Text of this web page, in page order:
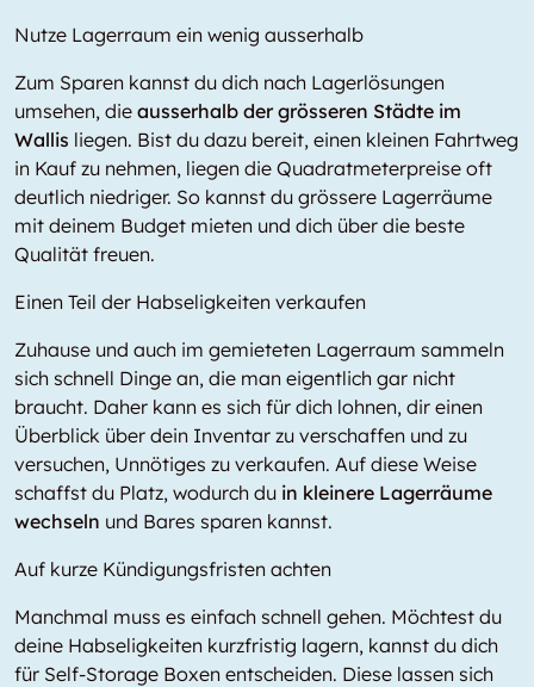
Nutze Lagerraum ein wenig ausserhalb
Zum Sparen kannst du dich nach Lagerlösungen
umsehen, die ausserhalb der grösseren Städte im
Wallis liegen. Bist du dazu bereit, einen kleinen Fahrtweg
in Kauf zu nehmen, liegen die Quadratmeterpreise oft
deutlich niedriger. So kannst du grössere Lagerräume
mit deinem Budget mieten und dich über die beste
Qualität freuen.
Einen Teil der Habseligkeiten verkaufen
Zuhause und auch im gemieteten Lagerraum sammeln
sich schnell Dinge an, die man eigentlich gar nicht
braucht. Daher kann es sich für dich lohnen, dir einen
Überblick über dein Inventar zu verschaffen und zu
versuchen, Unnötiges zu verkaufen. Auf diese Weise
schaffst du Platz, wodurch du in kleinere Lagerräume
wechseln und Bares sparen kannst.
Auf kurze Kündigungsfristen achten
Manchmal muss es einfach schnell gehen. Möchtest du
deine Habseligkeiten kurzfristig lagern, kannst du dich
für Self-Storage Boxen entscheiden. Diese lassen sich